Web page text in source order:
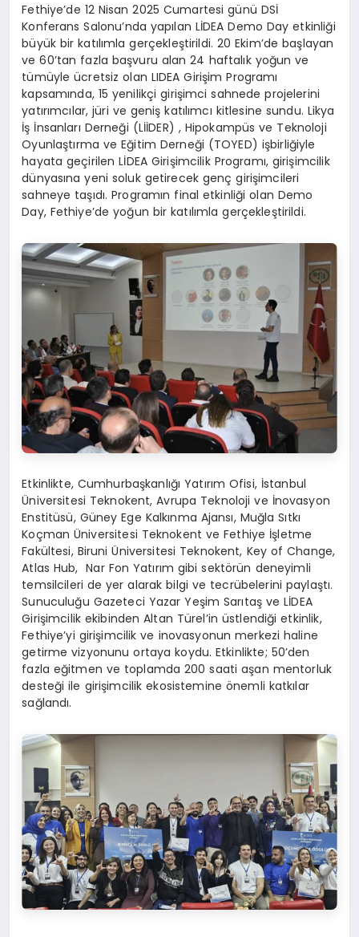
Fethiye’de 12 Nisan 2025 Cumartesi günü DSİ
Konferans Salonu’nda yapılan LİDEA Demo Day etkinliği
büyük bir katılımla gerçekleştirildi. 20 Ekim’de başlayan
ve 60’tan fazla başvuru alan 24 haftalık yoğun ve
tümüyle ücretsiz olan LIDEA Girişim Programı
kapsamında, 15 yenilikçi girişimci sahnede projelerini
yatırımcılar, jüri ve geniş katılımcı kitlesine sundu. Likya
İş İnsanları Derneği (LİİDER) , Hipokampüs ve Teknoloji
Oyunlaştırma ve Eğitim Derneği (TOYED) işbirliğiyle
hayata geçirilen LİDEA Girişimcilik Programı, girişimcilik
dünyasına yeni soluk getirecek genç girişimcileri
sahneye taşıdı. Programın final etkinliği olan Demo
Day, Fethiye’de yoğun bir katılımla gerçekleştirildi.
Etkinlikte, Cumhurbaşkanlığı Yatırım Ofisi, İstanbul
Üniversitesi Teknokent, Avrupa Teknoloji ve İnovasyon
Enstitüsü, Güney Ege Kalkınma Ajansı, Muğla Sıtkı
Koçman Üniversitesi Teknokent ve Fethiye İşletme
Fakültesi, Biruni Üniversitesi Teknokent, Key of Change,
Atlas Hub, Nar Fon Yatırım gibi sektörün deneyimli
temsilcileri de yer alarak bilgi ve tecrübelerini paylaştı.
Sunuculuğu Gazeteci Yazar Yeşim Sarıtaş ve LİDEA
Girişimcilik ekibinden Altan Türel’in üstlendiği etkinlik,
Fethiye’yi girişimcilik ve inovasyonun merkezi haline
getirme vizyonunu ortaya koydu. Etkinlikte; 50’den
fazla eğitmen ve toplamda 200 saati aşan mentorluk
desteği ile girişimcilik ekosistemine önemli katkılar
sağlandı.